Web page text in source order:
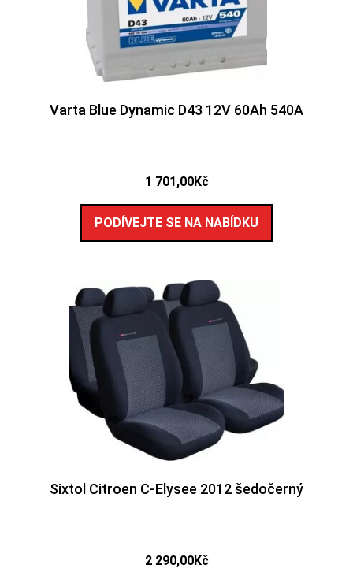
Varta Blue Dynamic D43 12V 60Ah 540A
1 701,00Kč
PODÍVEJTE SE NA NABÍDKU
Sixtol Citroen C-Elysee 2012 šedočerný
2 290,00Kč